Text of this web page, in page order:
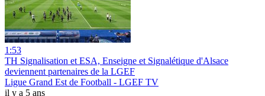
1:53
TH Signalisation et ESA, Enseigne et Signalétique d'Alsace
deviennent partenaires de la LGEF
Ligue Grand Est de Football - LGEF TV
il y a 5 ans